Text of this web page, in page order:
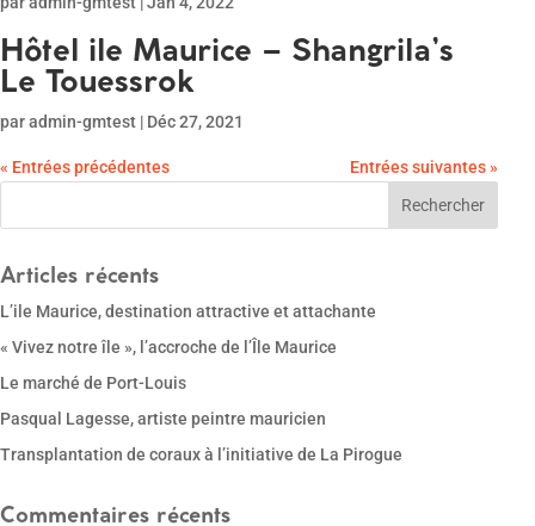
Hôtel ile Maurice – Shangrila’s
Le Touessrok
paradmin-gmtest | Déc 27, 2021
« Entrées précédentes Entrées suivantes »
Articles récents
L’ile Maurice, destination attractive et attachante
« Vivez notre île », l’accroche de l’Île Maurice
Le marché de Port-Louis
Pasqual Lagesse, artiste peintre mauricien
Transplantation de coraux à l’initiative de La Pirogue
Commentaires récents